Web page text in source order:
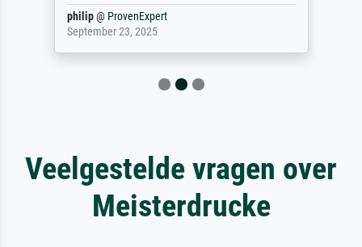
philip@ ProvenExpert
September 23, 2025
Veelgestelde vragen over
Meisterdrucke